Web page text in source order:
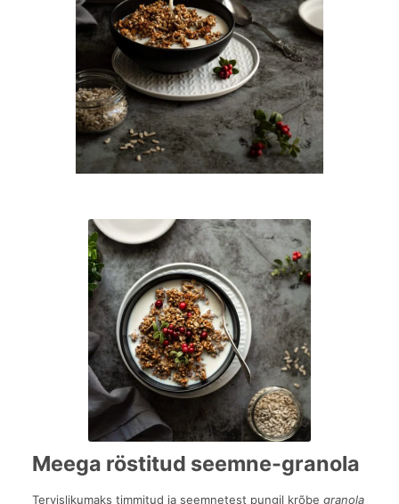
Meega röstitud seemne-granola
Tervislikumaks timmitud ja seemnetest pungil krõbe granola